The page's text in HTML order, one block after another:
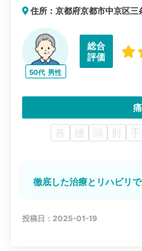
住所：京都府京都市中京区
50代 男性
総合
評価
首 腰 頭 肘 手
徹底した治療とリハビリで
投稿日：2025-01-19